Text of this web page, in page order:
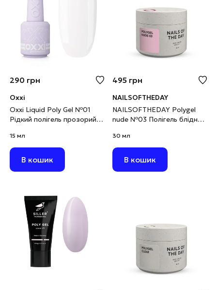
290 грн
Oxxi
Oxxi Liquid Poly Gel №01
Рідкий полігель прозорий,
15 мл
В кошик
495 грн
NAILSOFTHEDAY
NAILSOFTHEDAY Polygel
nude №03 Полігель блідно-
30 г
30 мл
В кошик